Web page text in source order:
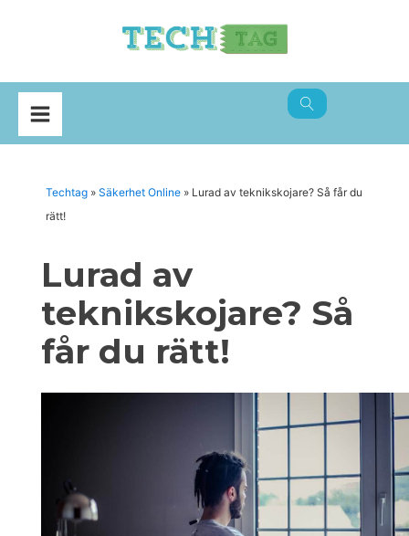
Techtag » Säkerhet Online » Lurad av teknikskojare? Så får du
rätt!
Lurad av
teknikskojare? Så
får du rätt!